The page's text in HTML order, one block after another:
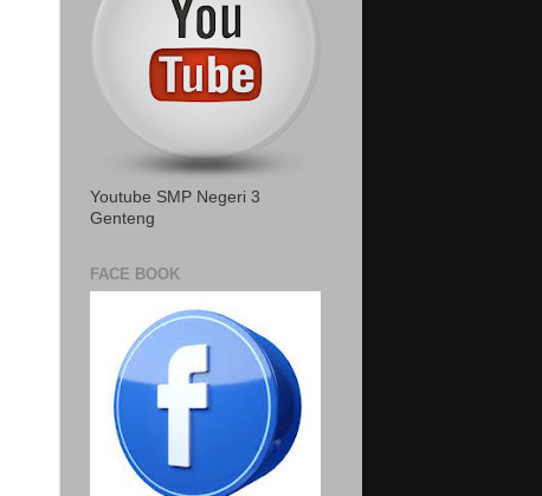
Youtube SMP Negeri 3
Genteng
FACE BOOK